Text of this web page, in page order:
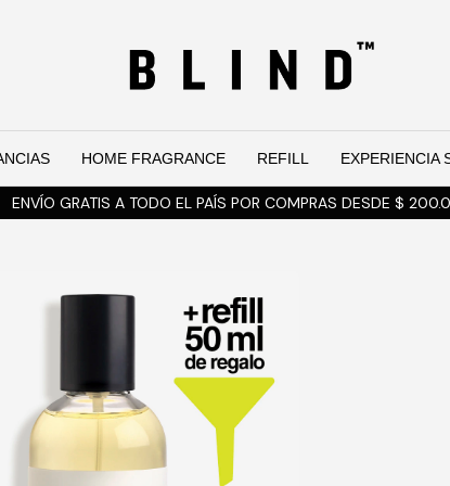
ENVÍO GRATIS A TODO EL PAÍS POR COMPRAS DESDE $
HOME FRAGRANCE REFILL EXPERIENCIA